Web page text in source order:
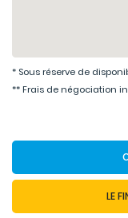
* Sous réserve de
** Frais de négociation
LE